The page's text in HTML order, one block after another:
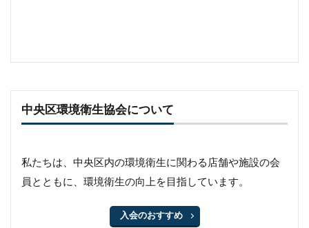
中央区環境衛生協会について
私たちは、中央区内の環境衛生に関わる店舗や施設の会
員とともに、環境衛生の向上を目指しています。
入会のおすすめ